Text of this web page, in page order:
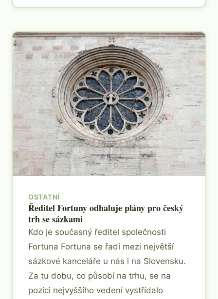
OSTATNÍ
Ředitel Fortuny odhaluje plány pro český
trh se sázkami
Kdo je současný ředitel společnosti
Fortuna Fortuna se řadí mezi největší
sázkové kanceláře u nás i na Slovensku.
Za tu dobu, co působí na trhu, se na
pozici nejvyššího vedení vystřídalo